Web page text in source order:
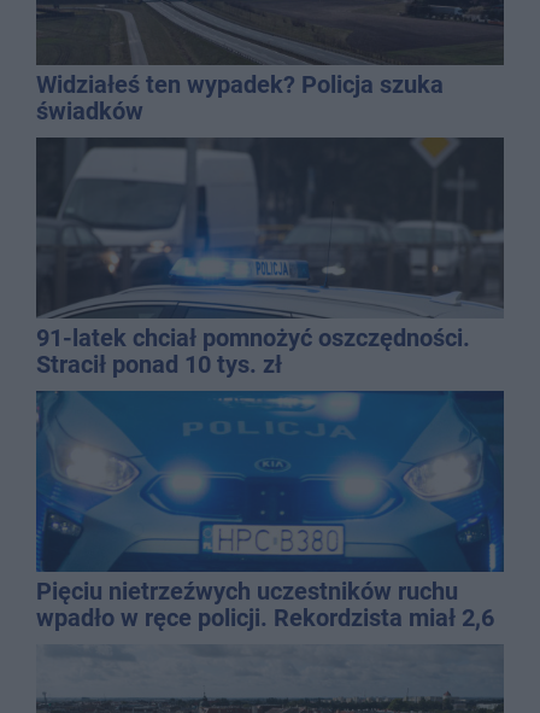
Widziałeś ten wypadek? Policja szuka
świadków
91-latek chciał pomnożyć oszczędności.
Stracił ponad 10 tys. zł
Pięciu nietrzeźwych uczestników ruchu
wpadło w ręce policji. Rekordzista miał 2,6